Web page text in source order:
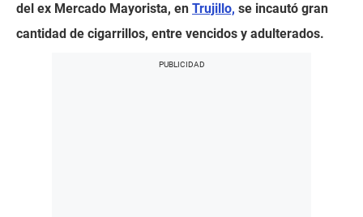
del ex Mercado Mayorista, en Trujillo, se incautó gran
cantidad de cigarrillos, entre vencidos y adulterados.